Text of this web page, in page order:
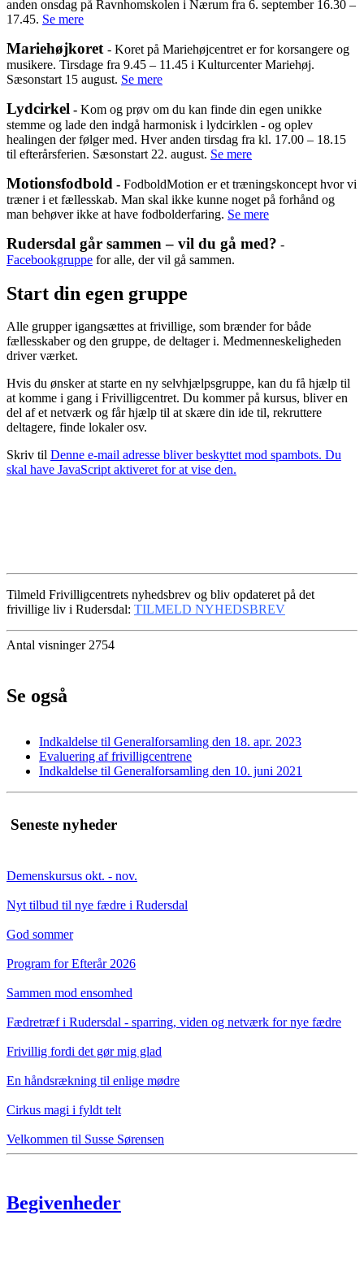
anden onsdag på Ravnhomskolen i Nærum fra 6. september 16.30 –
17.45. Se mere
Mariehøjkoret - Koret på Mariehøjcentret er for korsangere og
musikere. Tirsdage fra 9.45 – 11.45 i Kulturcenter Mariehøj.
Sæsonstart 15 august. Se mere
Lydcirkel - Kom og prøv om du kan finde din egen unikke
stemme og lade den indgå harmonisk i lydcirklen - og oplev
healingen der følger med. Hver anden tirsdag fra kl. 17.00 – 18.15
til efterårsferien. Sæsonstart 22. august. Se mere
Motionsfodbold - FodboldMotion er et træningskoncept hvor vi
træner i et fællesskab. Man skal ikke kunne noget på forhånd og
man behøver ikke at have fodbolderfaring. Se mere
Rudersdal går sammen – vil du gå med? -
Facebookgruppe for alle, der vil gå sammen.
Start din egen gruppe
Alle grupper igangsættes at frivillige, som brænder for både
fællesskaber og den gruppe, de deltager i. Medmenneskeligheden
driver værket.
Hvis du ønsker at starte en ny selvhjælpsgruppe, kan du få hjælp til
at komme i gang i Frivilligcentret. Du kommer på kursus, bliver en
del af et netværk og får hjælp til at skære din ide til, rekruttere
deltagere, finde lokaler osv.
Skriv til Denne e-mail adresse bliver beskyttet mod spambots. Du
skal have JavaScript aktiveret for at vise den.
Tilmeld Frivilligcentrets nyhedsbrev og bliv opdateret på det
frivillige liv i Rudersdal: TILMELD NYHEDSBREV
Antal visninger 2754
Se også
Indkaldelse til Generalforsamling den 18. apr. 2023
Evaluering af frivilligcentrene
Indkaldelse til Generalforsamling den 10. juni 2021
Seneste nyheder
Demenskursus okt. - nov.
Nyt tilbud til nye fædre i Rudersdal
God sommer
Program for Efterår 2026
Sammen mod ensomhed
Fædretræf i Rudersdal - sparring, viden og netværk for nye fædre
Frivillig fordi det gør mig glad
En håndsrækning til enlige mødre
Cirkus magi i fyldt telt
Velkommen til Susse Sørensen
Begivenheder